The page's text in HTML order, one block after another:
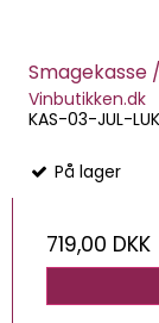
Smagekasse /
Vinbutikken.dk
KAS-03-JUL-
På lager
719,00 DKK